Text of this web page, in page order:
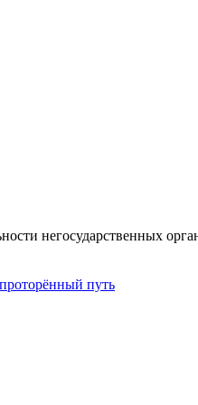
негосударственных
путь